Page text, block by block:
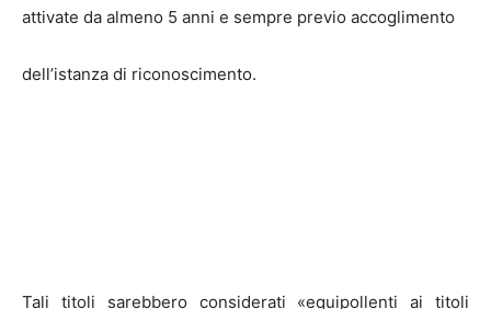
attivate da almeno 5 anni e sempre previo accoglimento
dell’istanza di riconoscimento.
Tali titoli sarebbero considerati «equipollenti ai titoli